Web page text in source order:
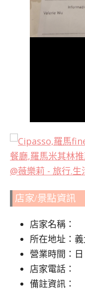
店家/景點資訊
店家名稱：
所在地址：
營業時間：
店家電話：
備註資訊：